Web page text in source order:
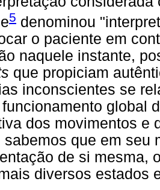
5 denominou
o paciente em
naquele instante,
que propiciam
inconscientes se
global
dos movimentos e
sabemos que em seu
de si mesma,
diversos estados